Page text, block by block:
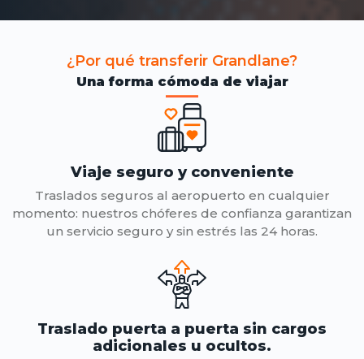
¿Por qué transferir Grandlane?
Una forma cómoda de viajar
Viaje seguro y conveniente
Traslados seguros al aeropuerto en cualquier
momento: nuestros chóferes de confianza garantizan
un servicio seguro y sin estrés las 24 horas.
Traslado puerta a puerta sin cargos
adicionales u ocultos.